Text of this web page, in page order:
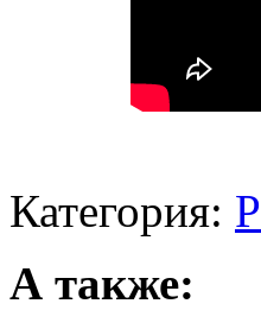
Категория:
А также: